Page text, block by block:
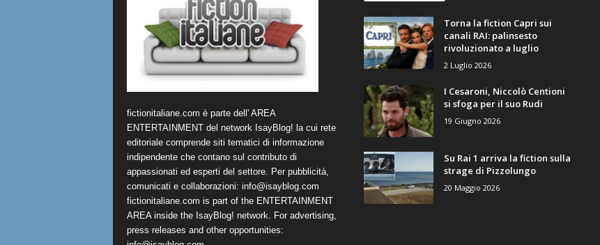
fictionitaliane.com è parte dell' AREA
ENTERTAINMENT del network IsayBlog! la cui rete
editoriale comprende siti tematici di informazione
indipendente che contano sul contributo di
appassionati ed esperti del settore. Per pubblicità,
comunicati e collaborazioni: info@isayblog.com
fictionitaliane.com is part of the ENTERTAINMENT
AREA inside the IsayBlog! network. For advertising,
press releases and other opportunities:
Torna la fiction Capri sui
canali RAI: palinsesto
rivoluzionato a luglio
2 Luglio 2026
I Cesaroni, Niccolò Centioni
si sfoga per il suo Rudi
19 Giugno 2026
Su Rai 1 arriva la fiction sulla
strage di Pizzolungo
20 Maggio 2026